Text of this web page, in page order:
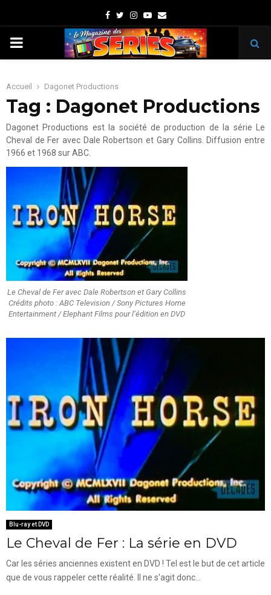
Facebook
TwitterInstagram
Youtube
Email
PRIMARY
Accueil Dagonet Productions
Tag : Dagonet Productions
Dagonet Productions est la société de production de la série Le
Cheval de Fer avec Dale Robertson et Gary Collins. Diffusion entre
1966 et 1968 sur ABC.
Le Cheval de Fer avec Dale Robertson et Gary Collins
Crédits photo : ABC Television / Sony Pictures Home
Entertainment / Elephant Films pour l’édition en DVD
Blu-ray et DVD
Le Cheval de Fer : La série en DVD
Car les séries anciennes existent en DVD ! Tel est le but de cet article
que de vous rappeler cette réalité. Il ne s'agit donc...